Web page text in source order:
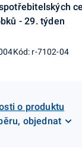
- 29. týden
Kód: r-7102-04
o produktu
objednat